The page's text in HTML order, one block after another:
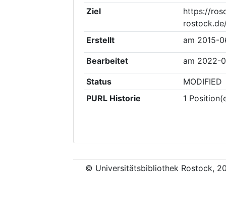
Ziel
https://
Erstellt
am 2015-
Bearbeitet am 2022-
Status
MODIFIED
PURL Historie
1
© Universitätsbibliothek Rostock,